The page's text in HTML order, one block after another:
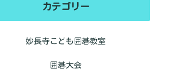
カテゴリー
妙長寺こども囲碁教室
囲碁大会